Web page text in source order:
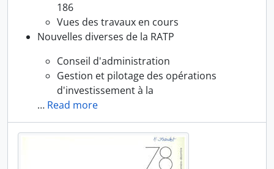
186
Vues des travaux en cours
Nouvelles diverses de la RATP
Conseil d'administration
Gestion et pilotage des opérations
d'investissement à la
… Read more